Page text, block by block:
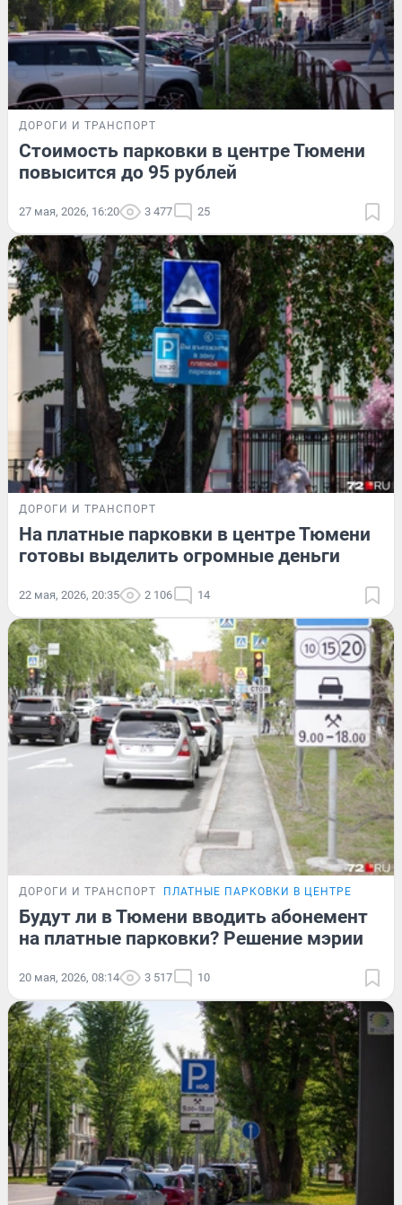
ДОРОГИ И ТРАНСПОРТ
Стоимость парковки в центре Тюмени
повысится до 95 рублей
27 мая, 2026, 16:20 3 477 25
ДОРОГИ И ТРАНСПОРТ
На платные парковки в центре Тюмени
готовы выделить огромные деньги
22 мая, 2026, 20:35 2 106 14
ДОРОГИ И ТРАНСПОРТ ПЛАТНЫЕ ПАРКОВКИ В ЦЕНТРЕ
Будут ли в Тюмени вводить абонемент
на платные парковки? Решение мэрии
20 мая, 2026, 08:14 3 517 10